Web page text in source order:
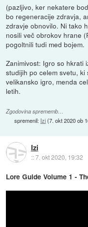
(pazljivo, ker nekatere
bo regeneracije zdravja,
zdravje obnovilo. Ni tako
nosili več obrokov hrane
pogoltnili tudi med bojem.
Zanimivost: Igro so hkrati
studijih po celem svetu,
velikansko igro, menda
letih.
Zgodovina sprememb…
spremenil: Izi(7. okt 2020 ob
Izi
::7. okt 2020, 19:32
Lore Guide Volume 1 -